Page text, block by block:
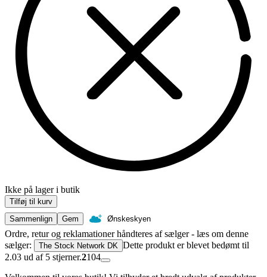
Ikke på lager i butik
Tilføj til kurv
Sammenlign
Gem Ønskeskyen
Ordre, retur og reklamationer håndteres af sælger - læs om denne
sælger:
The Stock Network DK Dette produkt er blevet bedømt til
2.03 ud af 5 stjerner.2104